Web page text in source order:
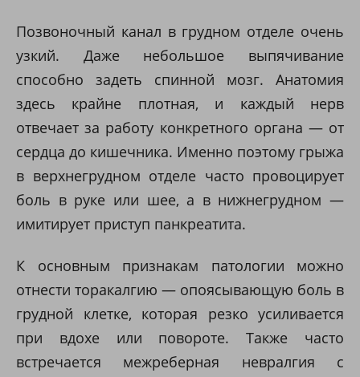
Позвоночный канал в грудном отделе очень
узкий. Даже небольшое выпячивание
способно задеть спинной мозг. Анатомия
здесь крайне плотная, и каждый нерв
отвечает за работу конкретного органа — от
сердца до кишечника. Именно поэтому грыжа
в верхнегрудном отделе часто провоцирует
боль в руке или шее, а в нижнегрудном —
имитирует приступ панкреатита.
К основным признакам патологии можно
отнести торакалгию — опоясывающую боль в
грудной клетке, которая резко усиливается
при вдохе или повороте. Также часто
встречается межреберная невралгия с